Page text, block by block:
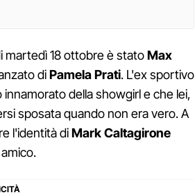
martedì 18 ottobre è statoMax
diPamela Prati. L'ex sportivo
della showgirl e che lei,
sposata quando non era vero. A
l'identità diMark Caltagirone